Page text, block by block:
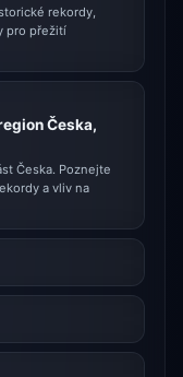
rekordy,
pro přežití
Česka,
Česka. Poznejte
a vliv na